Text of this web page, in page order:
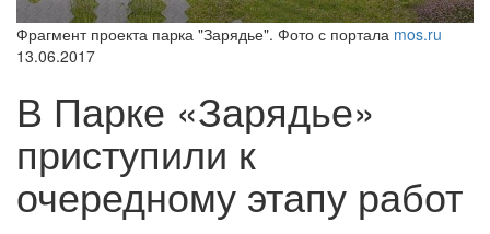
Фрагмент проекта парка "Зарядье". Фото с портала mos.ru
13.06.2017
В Парке «Зарядье»
приступили к
очередному этапу работ